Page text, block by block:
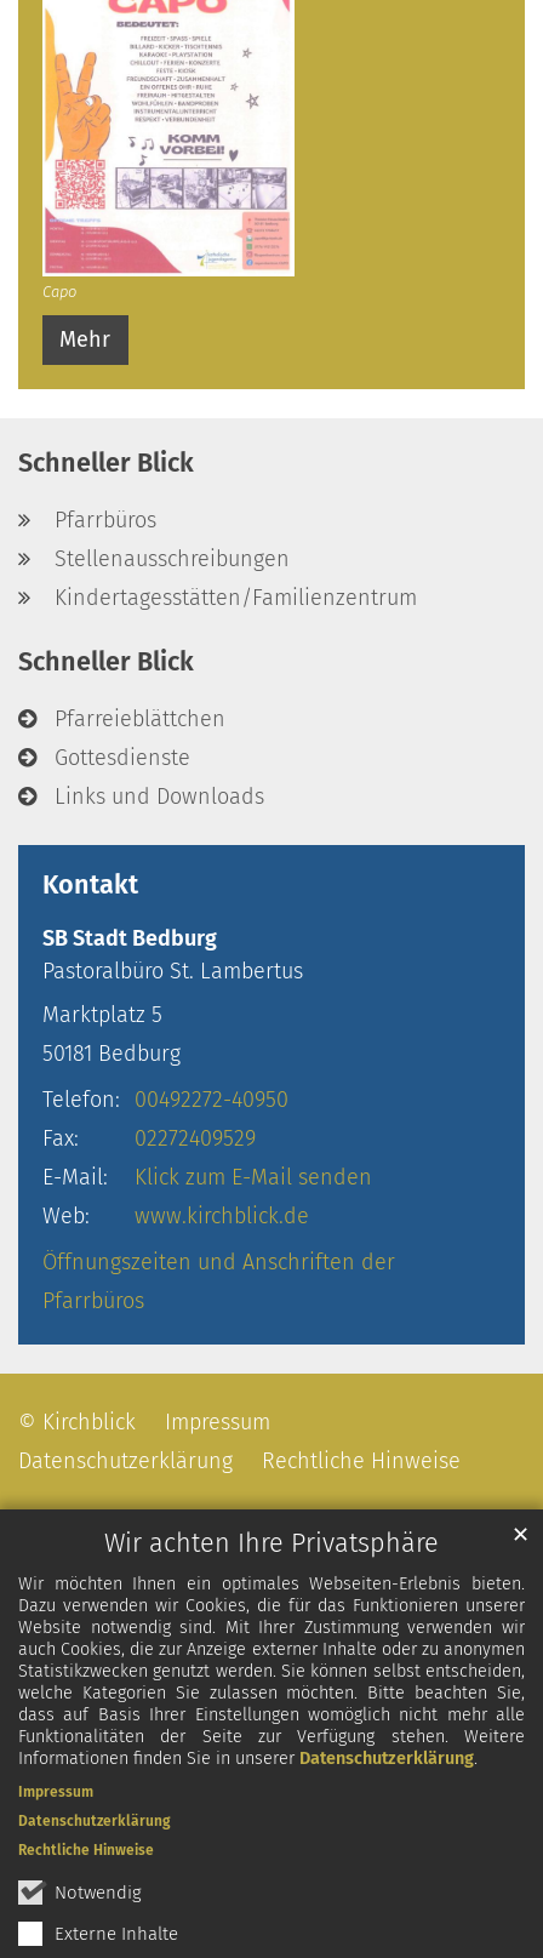
Wir achten Ihre Privatsphäre
Wir möchten Ihnen ein optimales Webseiten-Erlebnis bieten.
Dazu verwenden wir Cookies, die für das Funktionieren unserer
Website notwendig sind. Mit Ihrer Zustimmung verwenden wir
auch Cookies, die zur Anzeige externer Inhalte oder zu anonymen
Statistikzwecken genutzt werden. Sie können selbst entscheiden,
welche Kategorien Sie zulassen möchten. Bitte beachten Sie,
dass auf Basis Ihrer Einstellungen womöglich nicht mehr alle
Funktionalitäten der Seite zur Verfügung stehen. Weitere
Informationen finden Sie in unserer Datenschutzerklärung.
Notwendig
Externe Inhalte
✕
Impressum
Datenschutzerklärung
Rechtliche Hinweise
Capo
Mehr
Schneller Blick
Pfarrbüros
Stellenausschreibungen
Kindertagesstätten/Familienzentrum
Schneller Blick
Pfarreieblättchen
Gottesdienste
Links und Downloads
Kontakt
SB Stadt Bedburg
Pastoralbüro St. Lambertus
Marktplatz 5
50181 Bedburg
Telefon:
00492272-40950
Fax:
02272409529
E-Mail:
Klick zum E-Mail senden
Web:
www.kirchblick.de
Öffnungszeiten und Anschriften der
Pfarrbüros
© Kirchblick
Impressum
Datenschutzerklärung
Rechtliche Hinweise